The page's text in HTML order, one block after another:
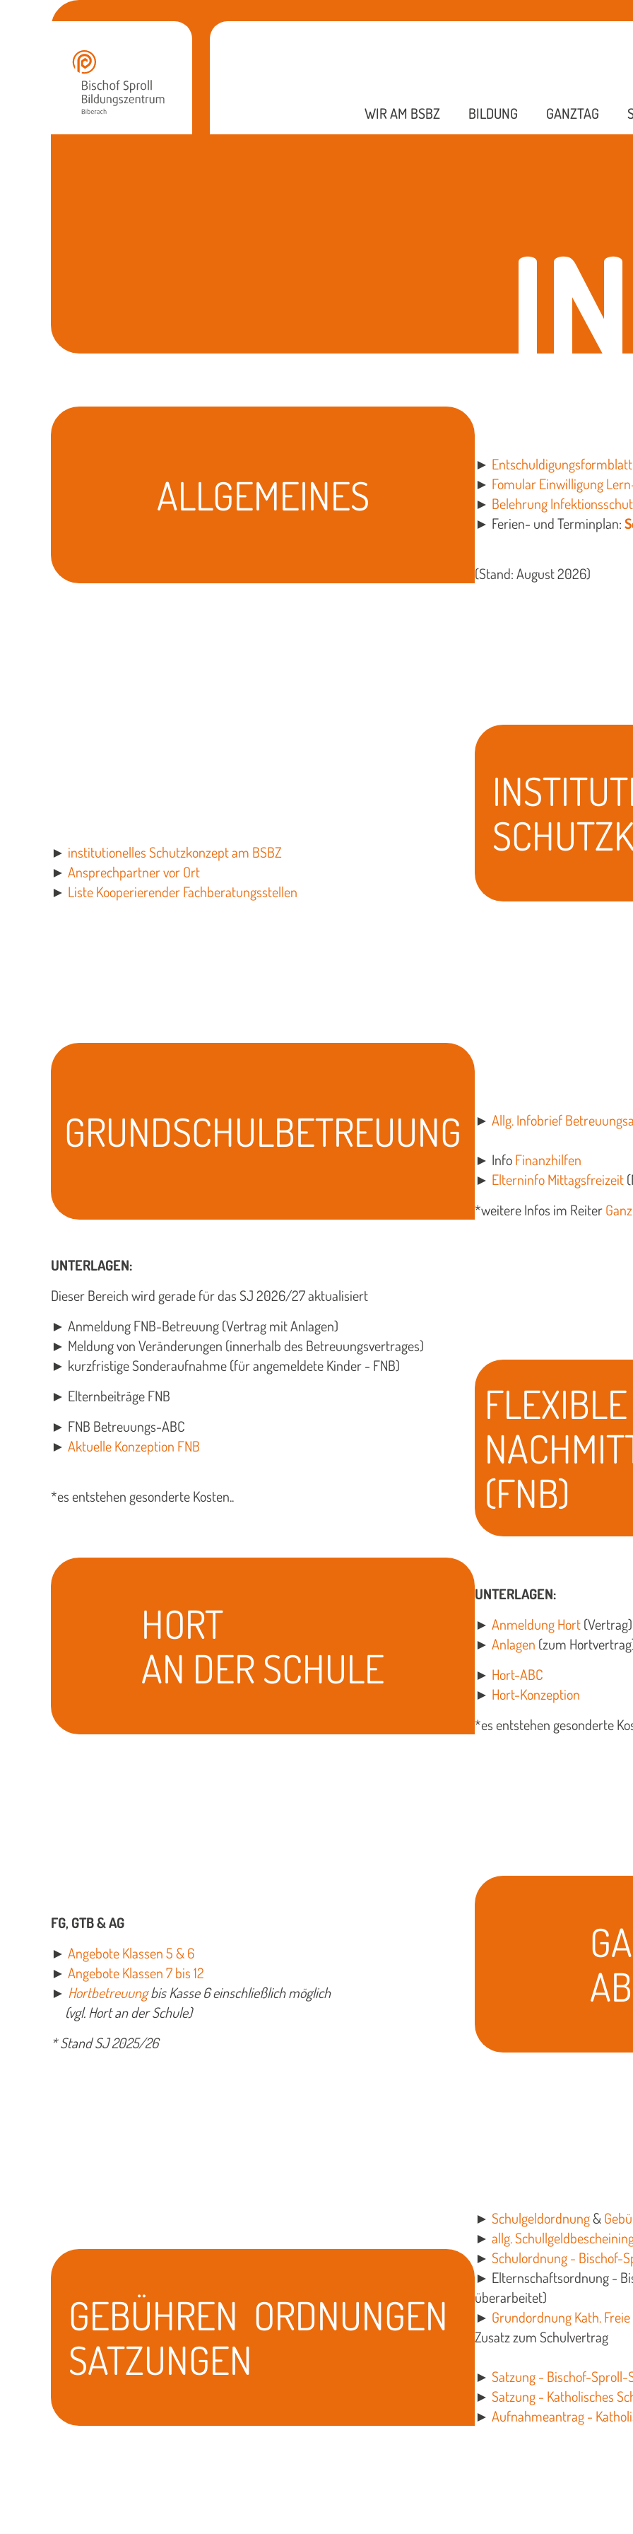
WIR AM BSBZ BILDUNG GANZTAG
► Entschuldigungsformblatt
► Fomular Einwilligung
► Belehrung
► Ferien- und Terminplan:
(Stand: August 2026)
ALLGEMEINES
► institutionelles Schutzkonzept am BSBZ
► Ansprechpartner vor Ort
► Liste Kooperierender Fachberatungsstellen
► Allg. Infobrief
► InfoFinanzhilfen
► Elterninfo Mittagsfreizeit
*weitere Infos im Reiter
GRUNDSCHULBETREUUNG
UNTERLAGEN:
Dieser Bereich wird gerade für das SJ 2026/27 aktualisiert
► Anmeldung FNB-Betreuung (Vertrag mit Anlagen)
► Meldung von Veränderungen (innerhalb des Betreuungsvertrages)
► kurzfristige Sonderaufnahme (für angemeldete Kinder - FNB)
► Elternbeiträge FNB
► FNB Betreuungs-ABC
► Aktuelle Konzeption FNB
*es entstehen gesonderte Kosten..
FLEXIBLE
(FNB)
UNTERLAGEN:
► Anmeldung Hort(Vertrag)
► Anlagen (zum
► Hort-ABC
► Hort-Konzeption
*es entstehen gesonderte
HORT
AN DER SCHULE
FG, GTB & AG
► Angebote Klassen 5 & 6
► Angebote Klassen 7 bis 12
► Hortbetreuungbis Kasse 6 einschließlich möglich
(vgl. Hort an der Schule)
* Stand SJ 2025/26
► Schulgeldordnung&
► allg.
► Schulordnung - Bischof-
► Elternschaftsordnung -
überarbeitet)
► Grundordnung Kath.
Zusatz zum Schulvertrag
► Satzung - Bischof-
► Satzung - Katholisches
► Aufnahmeantrag -
GEBÜHREN ORDNUNGEN
SATZUNGEN